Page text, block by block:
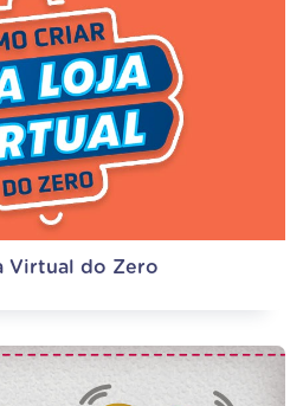
Virtual do Zero